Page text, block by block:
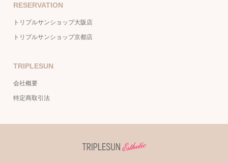
RESERVATION
トリプルサンショップ大阪店
トリプルサンショップ京都店
TRIPLESUN
会社概要
特定商取引法